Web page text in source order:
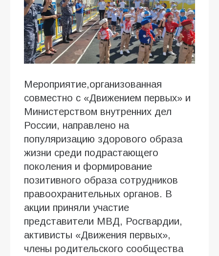
Мероприятие,организованная
совместно с «Движением первых» и
Министерством внутренних дел
России, направлено на
популяризацию здорового образа
жизни среди подрастающего
поколения и формирование
позитивного образа сотрудников
правоохранительных органов. В
акции приняли участие
представители МВД, Росгвардии,
активисты «Движения первых»,
члены родительского сообщества